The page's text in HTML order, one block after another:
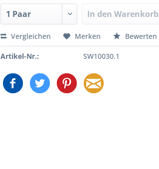
In den Warenkorb
Vergleichen Merken Bewerten
Artikel-Nr.: SW10030.1